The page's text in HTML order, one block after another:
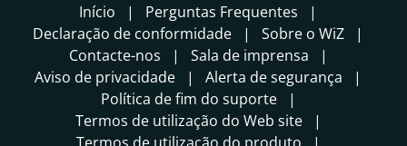
Início
Perguntas Frequentes
Declaração de conformidade
Sobre o WiZ
Contacte-nos
Sala de imprensa
Aviso de privacidade
Alerta de segurança
Política de fim do suporte
Termos de utilização do Web site